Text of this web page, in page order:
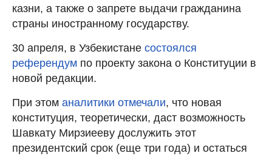
казни, а также о запрете выдачи гражданина
страны иностранному государству.
30 апреля, в Узбекистане состоялся
референдум по проекту закона о Конституции в
новой редакции.
При этом аналитики отмечали, что новая
конституция, теоретически, даст возможность
Шавкату Мирзиееву дослужить этот
президентский срок (еще три года) и остаться